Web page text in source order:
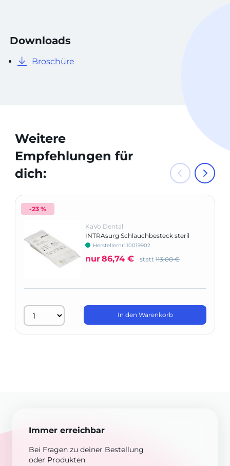
Downloads
Broschüre
Weitere
Empfehlungen für
dich:
-23 %
KaVo Dental
INTRAsurg Schlauchbesteck steril
Herstellernr: 10019902
nur86,74 € statt 113,00 €
In den Warenkorb
Immer erreichbar
Bei Fragen zu deiner Bestellung
oder Produkten: